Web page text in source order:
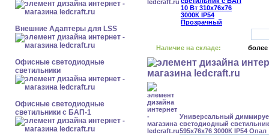
Внешние Адаптеры для LSS
Офисные светодиодные
светильники
Офисные светодиодные
светильники с БАП-1
Наличие на складе: более
Универсальный
светодиодный
595x76x76 3000К IP54 Опал